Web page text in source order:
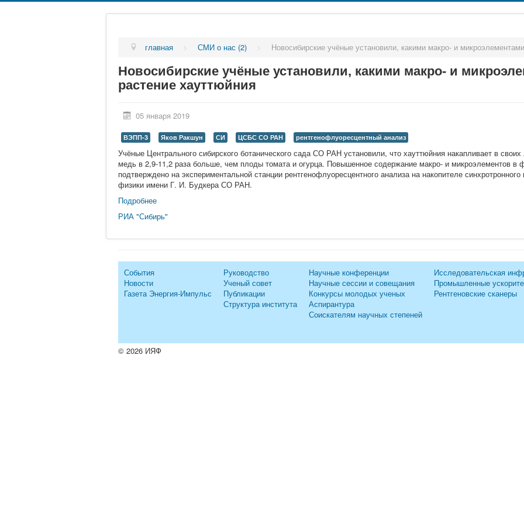
главная > СМИ о нас (2) > Новосибирские учёные установили, какими макро- и
Новосибирские учёные установили, какими макро- и
растение хауттюйния
05 января 2019
ВЭПП-3 Яков Ракшун СИ ЦСБС СО РАН рентгенофлуоресцентный анализ
Учёные Центрального сибирского ботанического сада СО РАН установили, что хауттюйния накапливает в
медь в 2,9-11,2 раза больше, чем плоды томата и огурца. Повышенное содержание макро- и микроэлементов в
подтверждено на экспериментальной станции рентгенофлуоресцентного анализа на накопителе
физики имени Г. И. Будкера СО РАН.
Подробнее
РИА "Сибирь"
События
Новости
Газета Энергия-Импульс
Руководство
Ученый совет
Публикации
Структура института
Научные конференции
Научные сессии и совещания
Конкурсы молодых ученых
Аспирантура
Соискателям научных степеней
Исследовательская
Промышленные
Рентгеновские сканеры
© 2026 ИЯФ